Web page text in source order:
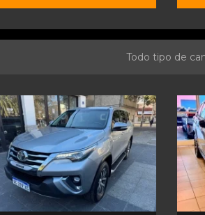
Todo tipo de